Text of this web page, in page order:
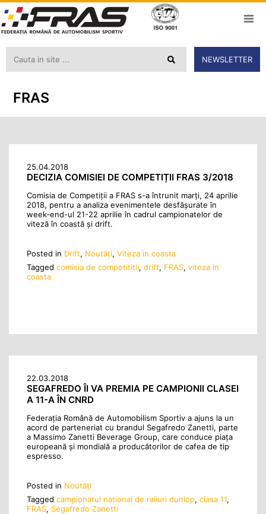
NEWSLETTER
FRAS
25.04.2018
DECIZIA COMISIEI DE COMPETIȚII FRAS 3/2018
Comisia de Competiții a FRAS s-a întrunit marți, 24 aprilie
2018, pentru a analiza evenimentele desfășurate în
week-end-ul 21-22 aprilie în cadrul campionatelor de
viteză în coastă și drift.
Posted in Drift, Noutăţi, Viteza in coasta
Tagged comisia de competititii, drift, FRAS, viteza in
coasta
22.03.2018
SEGAFREDO ÎI VA PREMIA PE CAMPIONII CLASEI
A 11-A ÎN CNRD
Federația Română de Automobilism Sportiv a ajuns la un
acord de parteneriat cu brandul Segafredo Zanetti, parte
a Massimo Zanetti Beverage Group, care conduce piaţa
europeană şi mondială a producătorilor de cafea de tip
espresso.
Posted in Noutăţi
Tagged campionatul national de raliuri dunlop, clasa 11,
FRAS, Segafredo Zanetti